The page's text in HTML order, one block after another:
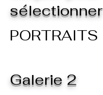
sélectionner
PORTRAITS
Galerie 2